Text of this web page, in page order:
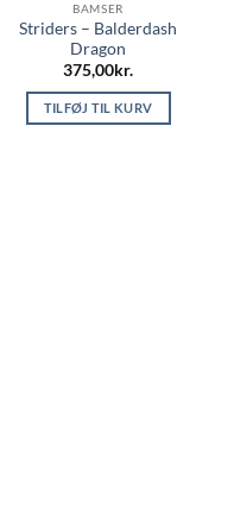
BAMSER
Striders – Balderdash
Dragon
375,00kr.
TILFØJ TIL KURV